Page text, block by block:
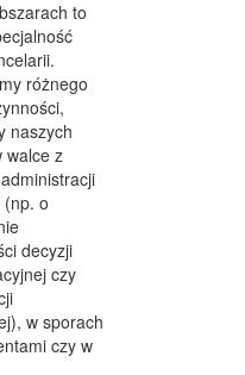
REKREACYJNE
to
różnego
naszych
walce z
o
decyzji
czy
w sporach
czy w